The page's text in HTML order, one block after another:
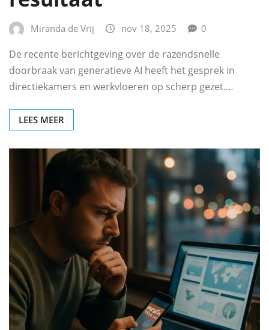
Miranda de Vrij nov 18, 2025 0
De recente berichtgeving over de razendsnelle
doorbraak van generatieve AI heeft het gesprek in
directiekamers en werkvloeren op scherp gezet.…
LEES MEER